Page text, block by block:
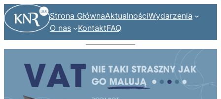
Strona GłównaAktualnościWydarzenia
O nas
KontaktFAQ